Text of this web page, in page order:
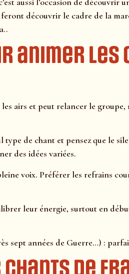
aussi l’occasion de découvrir
découvrir le cadre de la
animer les
airs et peut relancer le
de chant et pensez que le
des idées variées.
voix. Préférer les refrains
leur énergie, surtout en
sept années de Guerre…) :